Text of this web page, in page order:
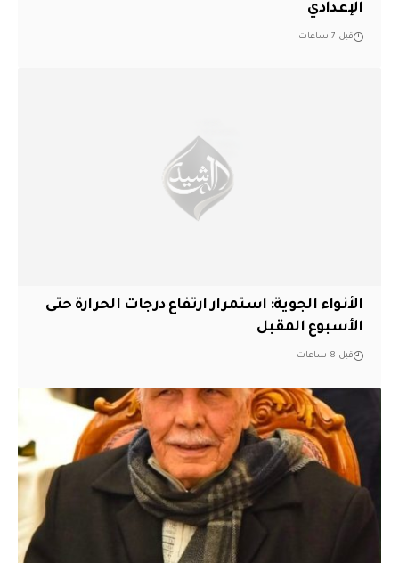
الإعدادي
قبل 7 ساعات
الأنواء الجوية: استمرار ارتفاع درجات الحرارة حتى
الأسبوع المقبل
قبل 8 ساعات